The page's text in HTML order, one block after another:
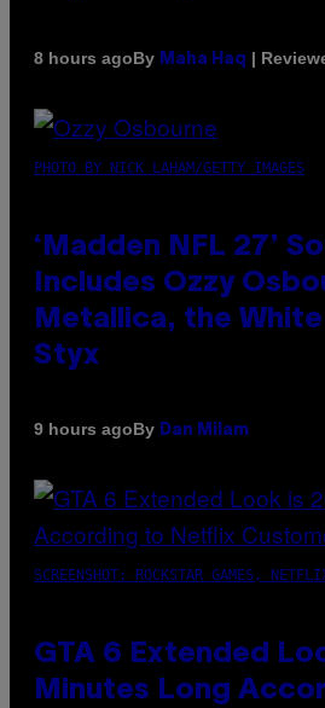
8 hours agoBy Maha Haq |
PHOTO BY NICK LAHAM/GETTY IMAGES
‘Madden NFL 27’
Includes Ozzy
Metallica, the
Styx
9 hours agoBy Dan Milam
SCREENSHOT: ROCKSTAR GAMES,
GTA 6 Extended
Minutes Long